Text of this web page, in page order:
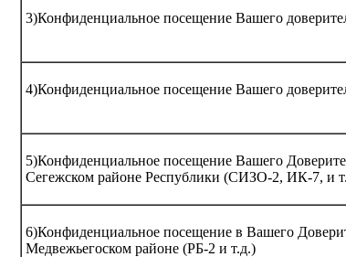
3)Конфиденциальное посещение Вашего
4)Конфиденциальное посещение Вашего
5)Конфиденциальное посещение Вашего
Сегежском районе Республики (СИЗО-2, ИК-7, и
6)Конфиденциальное посещение в Вашего
Медвежьегоском районе (РБ-2 и т.д.)